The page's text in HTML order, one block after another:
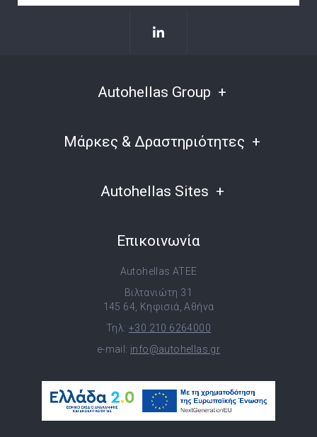
Autohellas Group
Μάρκες & Δραστηριότητες
Autohellas Sites
Επικοινωνία
Autohellas ATEE
Βιλτανιώτη 31
145 64, Κηφισιά, Αθήνα
Τηλ: +30 210 6264000
e-mail: info@autohellas.gr